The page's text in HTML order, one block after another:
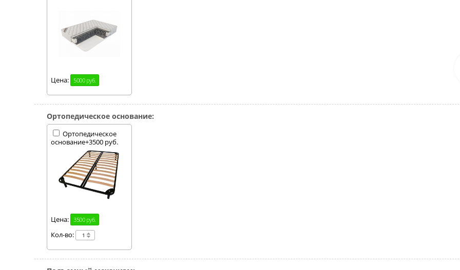
Цена: 5000 руб.
Ортопедическое основание:
Ортопедическое
основание+3500 руб.
Цена: 3500 руб.
Кол-во: